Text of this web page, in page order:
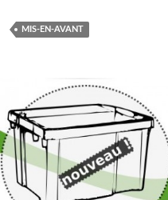
MIS-EN-AVANT